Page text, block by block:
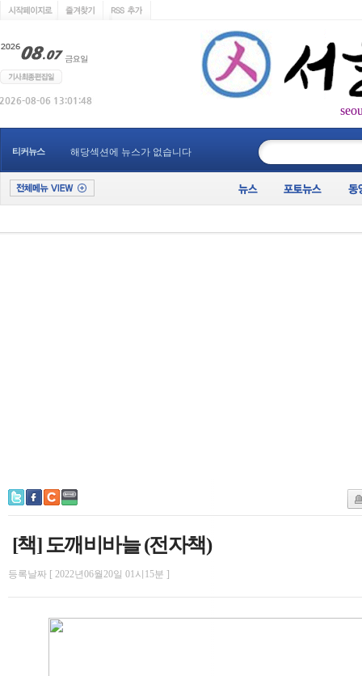
티커뉴스 해당섹션에 뉴스가 없습니다
[책] 도깨비바늘 (전자책)
등록날짜 [ 2022년06월20일 01시15분 ]